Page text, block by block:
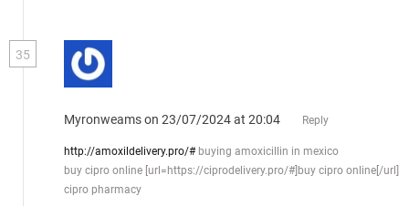
35
Myronweamson 23/07/2024 at 20:04 Reply
http://amoxildelivery.pro/#buying amoxicillin in mexico
buy cipro online [url=https://ciprodelivery.pro/#]buy cipro online[/url]
cipro pharmacy